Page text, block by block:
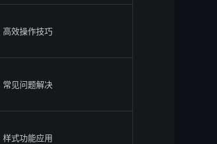
高效操作技巧
常见问题解决
样式功能应用